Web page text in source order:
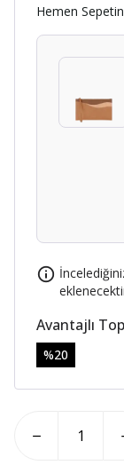
Hemen
Avantajlı
%20